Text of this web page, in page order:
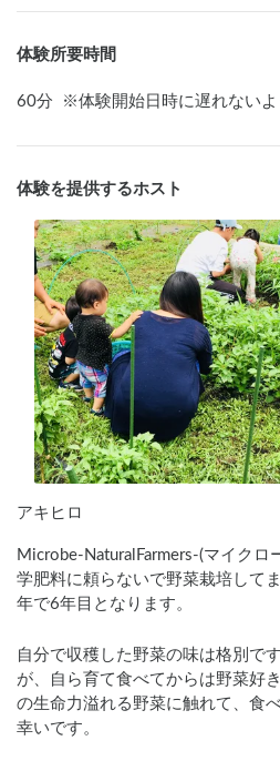
体験所要時間
60分 ※体験開始日時に遅れない
体験を提供するホスト
アキヒロ
Microbe-NaturalFarmers-(マイクロ
学肥料に頼らないで野菜栽培して
年で6年目となります。
自分で収穫した野菜の味は格別で
が、自ら育て食べてからは野菜好
の生命力溢れる野菜に触れて、食
幸いです。